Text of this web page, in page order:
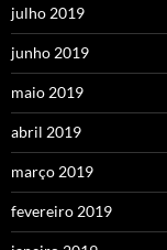
julho 2019
junho 2019
maio 2019
abril 2019
março 2019
fevereiro 2019